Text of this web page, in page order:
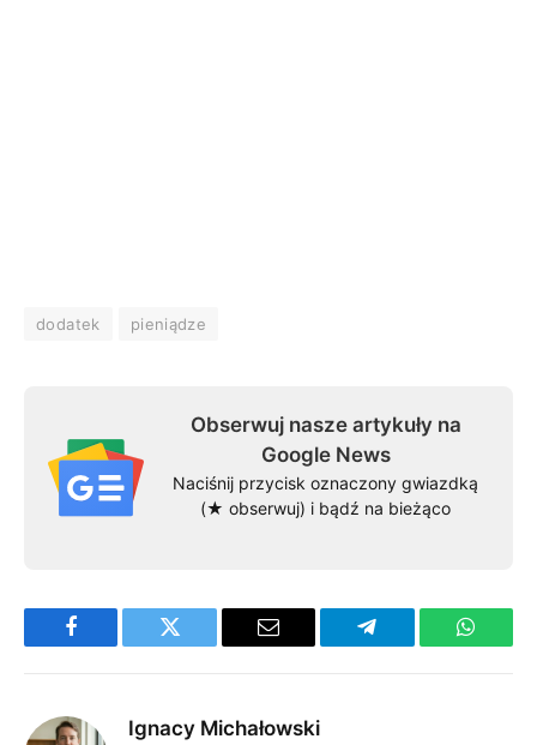
dodatek pieniądze
Obserwuj nasze artykuły na
Google News
Naciśnij przycisk oznaczony gwiazdką
(★ obserwuj) i bądź na bieżąco
Facebook Twitter Email Telegram
Ignacy Michałowski